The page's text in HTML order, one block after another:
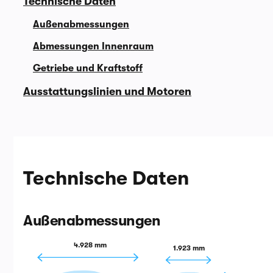
Außenabmessungen
Abmessungen Innenraum
Getriebe und Kraftstoff
Ausstattungslinien und Motoren
Technische Daten
Außenabmessungen
4.928 mm 1.923 mm